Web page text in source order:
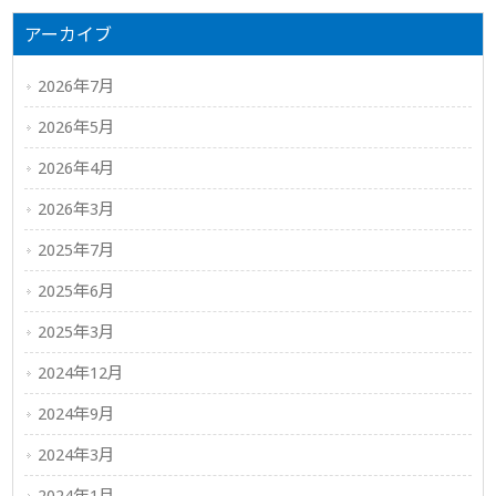
アーカイブ
2026年7月
2026年5月
2026年4月
2026年3月
2025年7月
2025年6月
2025年3月
2024年12月
2024年9月
2024年3月